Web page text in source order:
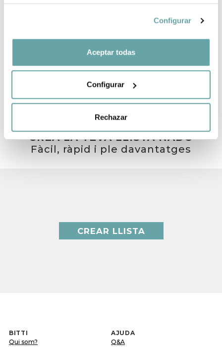
Configurar
Aceptar todas
Configurar
Rechazar
ALTRES CLIENTS TAMBÉ VAN VEURE
CREA LA TEVA LLISTA NADÓ
Fàcil, ràpid i ple davantatges
CREAR LLISTA
BITTI
Qui som?
AJUDA
Q&A